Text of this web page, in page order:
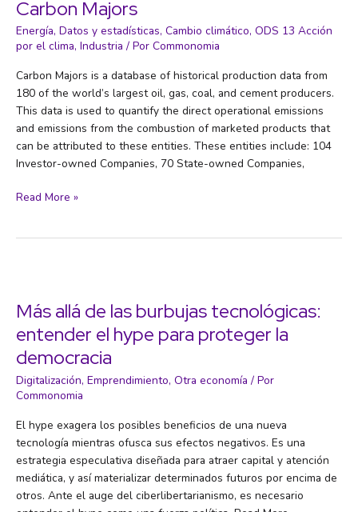
Carbon Majors
Energía, Datos y estadísticas, Cambio climático, ODS 13 Acción
por el clima, Industria / Por Commonomia
Carbon Majors is a database of historical production data from
180 of the world’s largest oil, gas, coal, and cement producers.
This data is used to quantify the direct operational emissions
and emissions from the combustion of marketed products that
can be attributed to these entities. These entities include: 104
Investor-owned Companies, 70 State-owned Companies,
Carbon
Read More »
Más allá de las burbujas tecnológicas:
entender el hype para proteger la
democracia
Digitalización, Emprendimiento, Otra economía / Por
Commonomia
El hype exagera los posibles beneficios de una nueva
tecnología mientras ofusca sus efectos negativos. Es una
estrategia especulativa diseñada para atraer capital y atención
mediática, y así materializar determinados futuros por encima de
otros. Ante el auge del ciberlibertarianismo, es necesario